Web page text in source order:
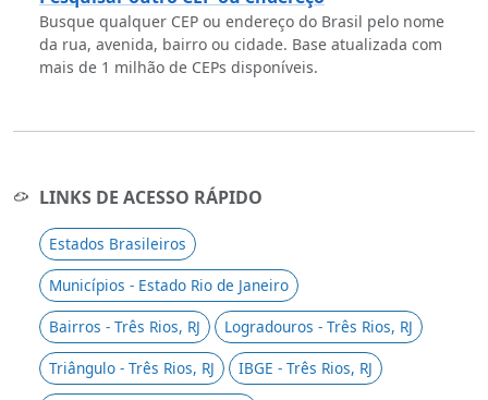
Busque qualquer CEP ou endereço do Brasil pelo nome
da rua, avenida, bairro ou cidade. Base atualizada com
mais de 1 milhão de CEPs disponíveis.
LINKS DE ACESSO RÁPIDO
Estados Brasileiros
Municípios - Estado Rio de Janeiro
Bairros - Três Rios, RJ
Logradouros - Três Rios, RJ
Triângulo - Três Rios, RJ
IBGE - Três Rios, RJ